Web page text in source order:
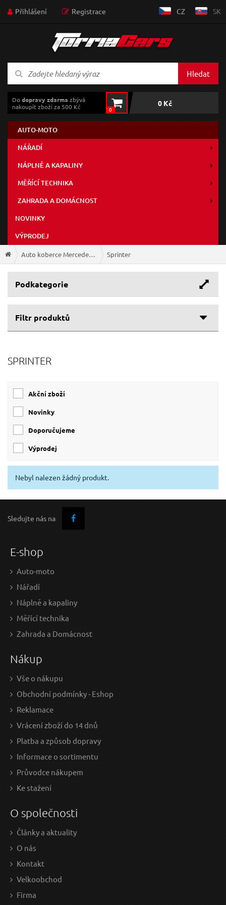
Přihlášení Registrace CZ SK
Hledat
Dodopravy zdarma zbývá
nakoupit zboží za 500 Kč
0
0 Kč
AUTO-MOTO
NÁŘADÍ
NÁPLNĚ A KAPALINY
MĚŘÍCÍ TECHNIKA
ZAHRADA A DOMÁCNOST
NOVINKY
VÝPRODEJ
Auto koberce Mercedes-Benz Sprinter
Podkategorie
Filtr produktů
SPRINTER
Akční zboží
Novinky
Doporučujeme
Výprodej
Nebyl nalezen žádný produkt.
Sledujte nás na
E-shop
Auto-moto
Nářadí
Náplně a kapaliny
Měřící technika
Zahrada a Domácnost
Nákup
Vše o nákupu
Obchodní podmínky - Eshop
Reklamace
Vrácení zboží do 14 dnů
Platba a způsob dopravy
Informace o sortimentu
Průvodce nákupem
Ke stažení
O společnosti
Články a aktuality
O nás
Kontakt
Velkoobchod
Firma